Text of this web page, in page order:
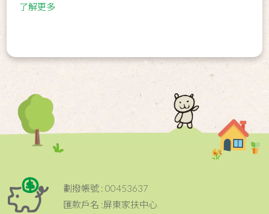
了解更多
劃撥帳號 : 00453637
匯款戶名 :屏東家扶中心